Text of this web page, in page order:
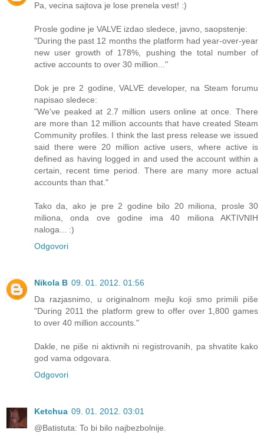
Pa, vecina sajtova je lose prenela vest! :)
Prosle godine je VALVE izdao sledece, javno, saopstenje:
"During the past 12 months the platform had year-over-year
new user growth of 178%, pushing the total number of
active accounts to over 30 million..."
Dok je pre 2 godine, VALVE developer, na Steam forumu
napisao sledece:
"We've peaked at 2.7 million users online at once. There
are more than 12 million accounts that have created Steam
Community profiles. I think the last press release we issued
said there were 20 million active users, where active is
defined as having logged in and used the account within a
certain, recent time period. There are many more actual
accounts than that."
Tako da, ako je pre 2 godine bilo 20 miliona, prosle 30
miliona, onda ove godine ima 40 miliona AKTIVNIH
naloga... :)
Odgovori
Nikola B 09. 01. 2012. 01:56
Da razjasnimo, u originalnom mejlu koji smo primili piše
"During 2011 the platform grew to offer over 1,800 games
to over 40 million accounts."
Dakle, ne piše ni aktivnih ni registrovanih, pa shvatite kako
god vama odgovara.
Odgovori
Ketchua 09. 01. 2012. 03:01
@Batistuta: To bi bilo najbezbolnije.